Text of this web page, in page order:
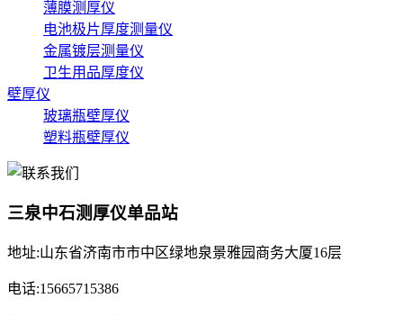
薄膜测厚仪
电池极片厚度测量仪
金属镀层测量仪
卫生用品厚度仪
壁厚仪
玻璃瓶壁厚仪
塑料瓶壁厚仪
三泉中石测厚仪单品站
地址:山东省济南市市中区绿地泉景雅园商务大厦16层
电话:15665715386